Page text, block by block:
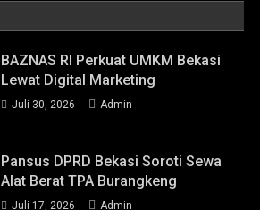
BAZNAS RI Perkuat UMKM Bekasi
Lewat Digital Marketing
Juli 30, 2026 Admin
Pansus DPRD Bekasi Soroti Sewa
Alat Berat TPA Burangkeng
Juli 17, 2026 Admin